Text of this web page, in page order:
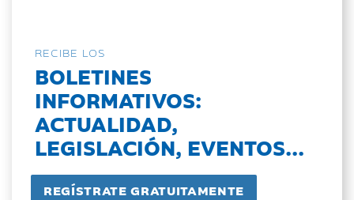
RECIBE LOS
BOLETINES
INFORMATIVOS:
ACTUALIDAD,
LEGISLACIÓN, EVENTOS...